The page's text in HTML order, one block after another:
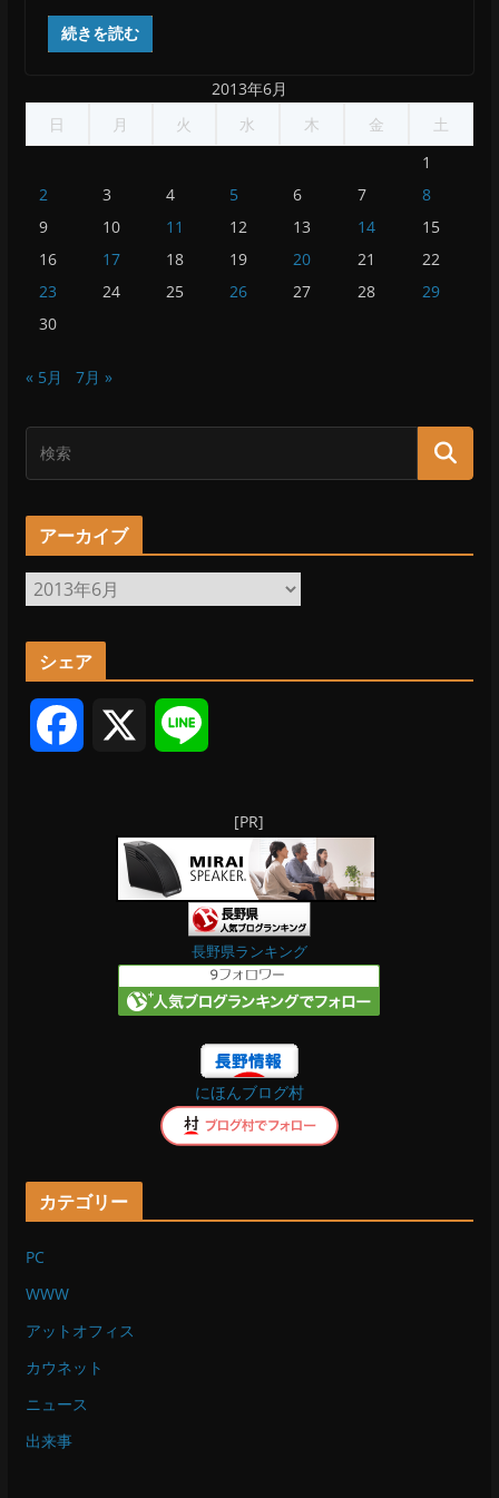
続きを読む
2013年6月
日
月 火 水 木 金
土
1
2
3 4 5 6 7
8
9
10 11 12 13 14
15
16
17 18 19 20 21
22
23
24 25 26 27 28
29
30
« 5月 7月 »
アーカイブ
ア
ー
カ
ブ
シェア
n
e
[PR]
長野県ランキング
にほんブログ村
カテゴリー
PC
WWW
アットオフィス
カウネット
ニュース
出来事